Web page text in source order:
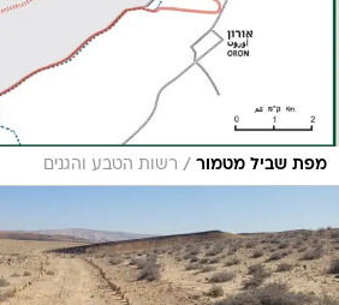
מפת שביל מטמור / רשות הטבע והגנים